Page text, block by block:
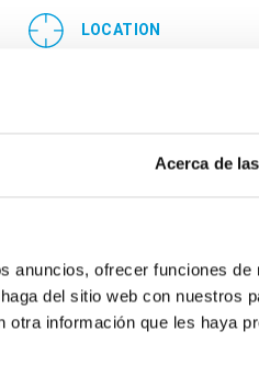
Acerca de
anuncios, ofrecer funciones de
del sitio web con nuestros
información que les haya
LOCATION
for Astrophysics